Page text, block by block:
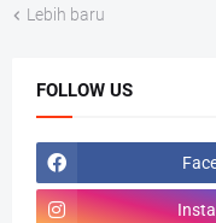
Lebih baru
FOLLOW US